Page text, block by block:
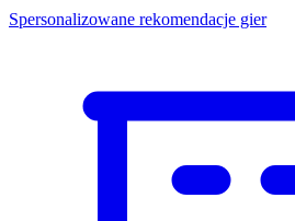
Spersonalizowane rekomendacje gier